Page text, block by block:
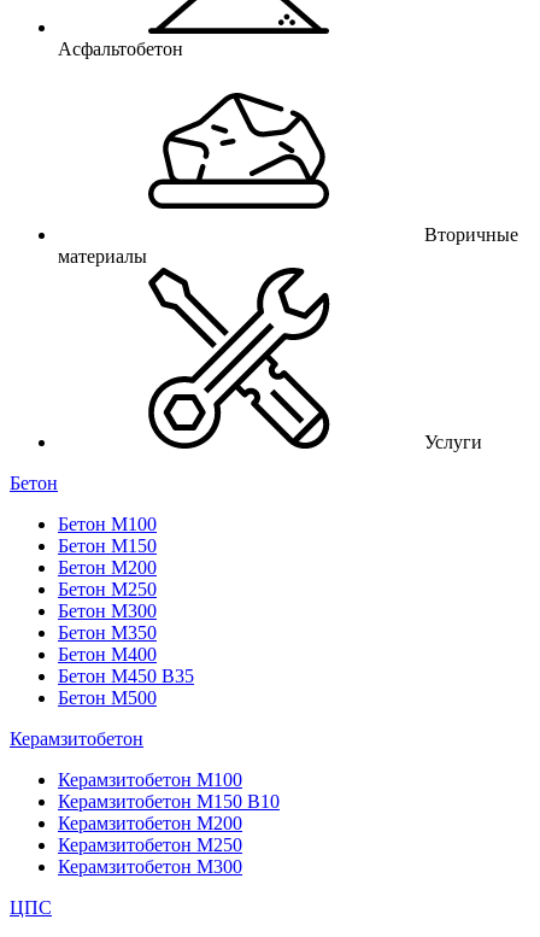
Асфальтобетон
Вторичные
материалы
Услуги
Бетон
Бетон М100
Бетон М150
Бетон М200
Бетон М250
Бетон М300
Бетон М350
Бетон М400
Бетон М450 В35
Бетон М500
Керамзитобетон
Керамзитобетон М100
Керамзитобетон М150 В10
Керамзитобетон М200
Керамзитобетон М250
Керамзитобетон М300
ЦПС